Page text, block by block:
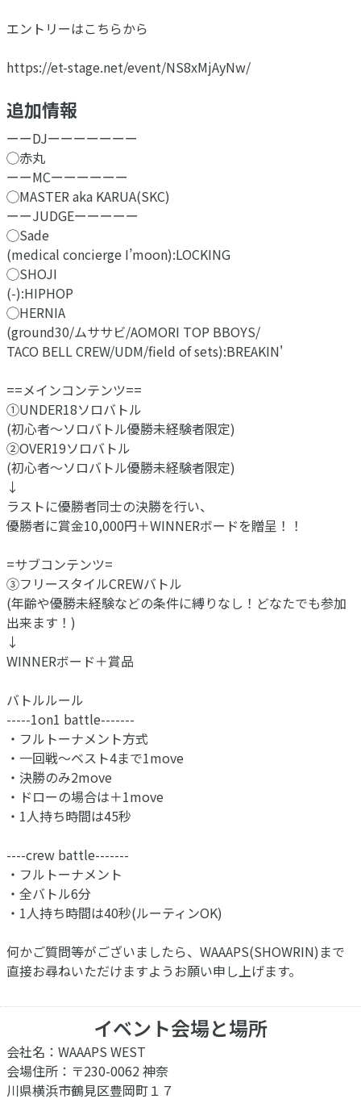
エントリーはこちらから
https://et-stage.net/event/NS8xMjAyNw/
追加情報
ーーDJーーーーーーー
◯赤丸
ーーMCーーーーーー
◯MASTER aka KARUA(SKC)
ーーJUDGEーーーーー
◯Sade
(medical concierge I’moon):LOCKING
◯SHOJI
(-):HIPHOP
◯HERNIA
(ground30/ムササビ/AOMORI TOP BBOYS/
TACO BELL CREW/UDM/field of sets):BREAKIN'
==メインコンテンツ==
①UNDER18ソロバトル
(初心者〜ソロバトル優勝未経験者限定)
②OVER19ソロバトル
(初心者〜ソロバトル優勝未経験者限定)
↓
ラストに優勝者同士の決勝を行い、
優勝者に賞金10,000円＋WINNERボードを贈呈！！
=サブコンテンツ=
③フリースタイルCREWバトル
(年齢や優勝未経験などの条件に縛りなし！どなたでも参加
出来ます！)
↓
WINNERボード＋賞品
バトルルール
-----1on1 battle-------
・フルトーナメント方式
・一回戦～ベスト4まで1move
・決勝のみ2move
・ドローの場合は＋1move
・1人持ち時間は45秒
----crew battle-------
・フルトーナメント
・全バトル6分
・1人持ち時間は40秒(ルーティンOK)
何かご質問等がございましたら、WAAAPS(SHOWRIN)まで
直接お尋ねいただけますようお願い申し上げます。
イベント会場と場所
会社名：WAAAPS WEST
会場住所：〒230-0062 神奈
川県横浜市鶴見区豊岡町１７